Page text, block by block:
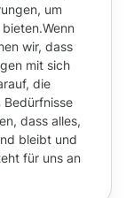
um
wir, dass
mit sich
die
Bedürfnisse
dass alles,
bleibt und
für uns an